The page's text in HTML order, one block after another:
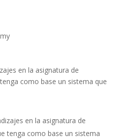
en la asignatura de
como base un sistema que
en la asignatura de
tenga como base un sistema